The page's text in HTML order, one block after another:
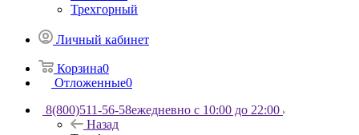
Трехгорный
Личный кабинет
Корзина0
Отложенные0
8(800)511-56-58ежедневно с 10:00 до 22:00
Назад